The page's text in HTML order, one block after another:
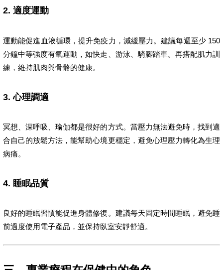
2. 適度運動
運動能促進血液循環，提升免疫力，減緩壓力。建議每週至少 150
分鐘中等強度有氧運動，如快走、游泳、騎腳踏車。再搭配肌力訓
練，維持肌肉與骨骼的健康。
3. 心理調適
冥想、深呼吸、瑜伽都是很好的方式。當壓力無法避免時，找到適
合自己的放鬆方法，能幫助心境更穩定，避免心理壓力轉化為生理
病痛。
4. 睡眠品質
良好的睡眠習慣能促進身體修復。建議每天固定時間睡眠，避免睡
前過度使用電子產品，並保持臥室安靜舒適。